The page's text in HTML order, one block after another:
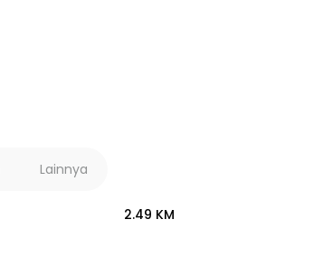
Lainnya
2.49 KM